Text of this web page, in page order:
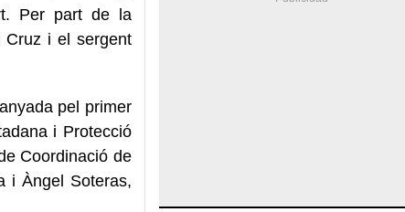
. Per part de la
Cruz i el sergent
pel primer
i Protecció
Coordinació de
i Àngel Soteras,